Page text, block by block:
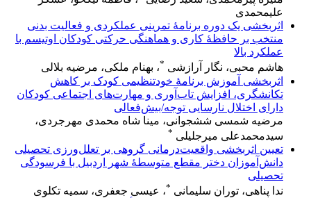
علیمحمدی
اثربخشی یک دوره برنامۀ تمرینی عملکردی و فعالیت بدنی
منتخب بر حافظۀ کاری و هماهنگی حرکتی کودکان اوتیسم با
عملکرد بالا
هاشم محبی، نگار آرازشی * ، بهنام ملکی، مرضیه بلالی
اثربخشی آموزش برنامهٔ خودتنظیمی کودک بر کاهش
تکانشگری، افزایش تاب‌آوری و مهارت‌های اجتماعی کودکان
دارای اختلال نارسایی توجه/بیش‌فعالی
مرضیه شمسی ششجوانی، مینا شاه محمدی مهرجردی،
سیدمحمدعلی میرجلیلی *
تعیین اثربخشی واقعیت‌درمانی گروهی بر تعلل‌ورزی تحصیلی
دانش‌آموزان دختر مقطع متوسطۀ شهر اردبیل با فرسودگی
تحصیلی
ندا پناهی، توران سلیمانی *، عیسی جعفری، سمیه تکلوی